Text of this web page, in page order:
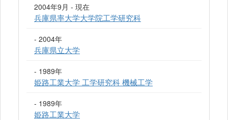
2004年9月 - 現在
兵庫県率大学大学院工学研究科
- 2004年
兵庫県立大学
- 1989年
姫路工業大学 工学研究科 機械工学
- 1989年
姫路工業大学